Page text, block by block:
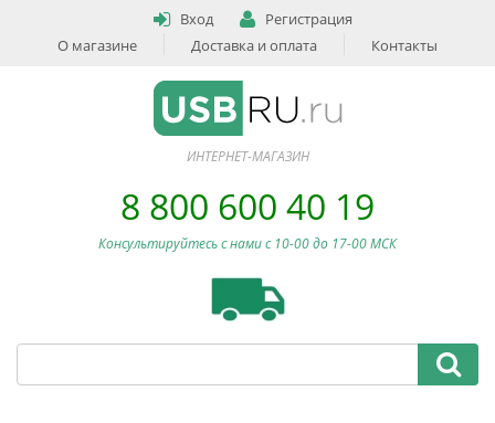
Вход
Регистрация
О магазине
Доставка и оплата Контакты
ИНТЕРНЕТ-МАГАЗИН
8 800 600 40 19
Консультируйтесь с нами c 10-00 до 17-00 МСК